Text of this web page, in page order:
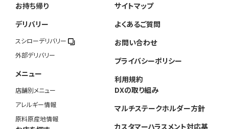
お持ち帰り
デリバリー
スシローデリバリー
外部デリバリー
メニュー
店舗別メニュー
アレルギー情報
原料原産地情報
サイトマップ
よくあるご質問
お問い合わせ
プライバシーポリシー
利用規約
DXの取り組み
マルチステークホルダー方針
カスタマーハラスメント対応基